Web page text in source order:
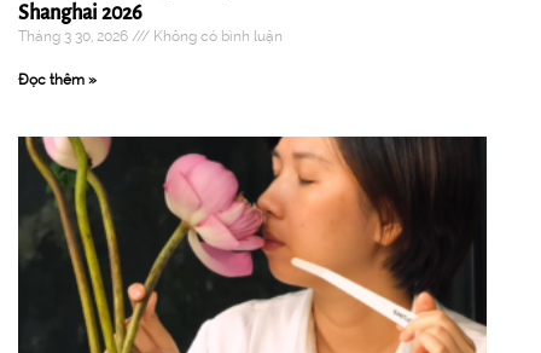
Shanghai 2026
Tháng 3 30, 2026 Không có bình luận
Đọc thêm »